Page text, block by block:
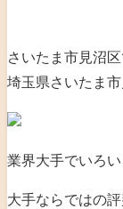
さいたま市見沼
埼玉県さいたま
業界大手でいろ
大手ならではの